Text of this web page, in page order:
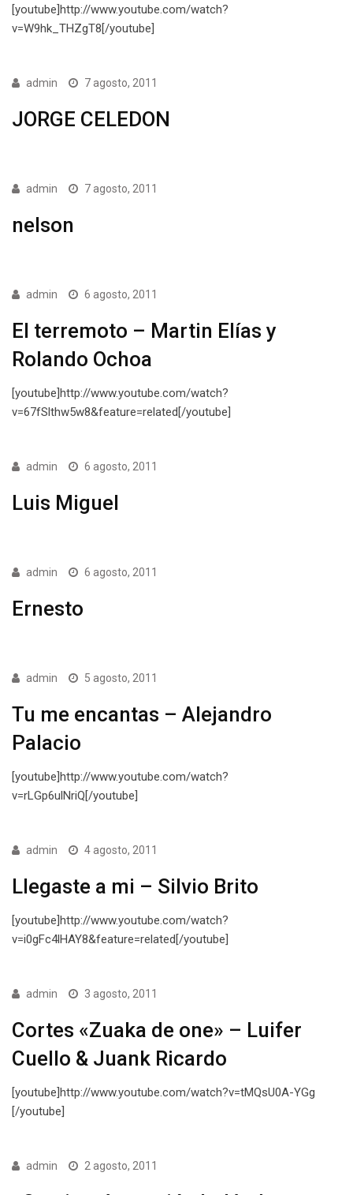
[youtube]http://www.youtube.com/watch?
v=W9hk_THZgT8[/youtube]
admin 7 agosto, 2011
JORGE CELEDON
admin 7 agosto, 2011
nelson
admin 6 agosto, 2011
El terremoto – Martin Elías y
Rolando Ochoa
[youtube]http://www.youtube.com/watch?
v=67fSlthw5w8&feature=related[/youtube]
admin 6 agosto, 2011
Luis Miguel
admin 6 agosto, 2011
Ernesto
admin 5 agosto, 2011
Tu me encantas – Alejandro
Palacio
[youtube]http://www.youtube.com/watch?
v=rLGp6ulNriQ[/youtube]
admin 4 agosto, 2011
Llegaste a mi – Silvio Brito
[youtube]http://www.youtube.com/watch?
v=i0gFc4lHAY8&feature=related[/youtube]
admin 3 agosto, 2011
Cortes «Zuaka de one» – Luifer
Cuello & Juank Ricardo
[youtube]http://www.youtube.com/watch?v=tMQsU0A-YGg
[/youtube]
admin 2 agosto, 2011